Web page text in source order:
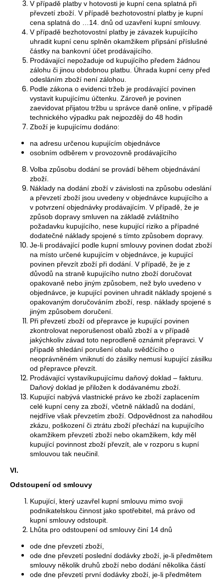
V případě platby v hotovosti je kupní cena splatná při
převzetí zboží. V případě bezhotovostní platby je kupní
cena splatná do …14. dnů od uzavření kupní smlouvy.
V případě bezhotovostní platby je závazek kupujícího
uhradit kupní cenu splněn okamžikem připsání příslušné
částky na bankovní účet prodávajícího.
Prodávající nepožaduje od kupujícího předem žádnou
zálohu či jinou obdobnou platbu. Úhrada kupní ceny před
odesláním zboží není zálohou.
Podle zákona o evidenci tržeb je prodávající povinen
vystavit kupujícímu účtenku. Zároveň je povinen
zaevidovat přijatou tržbu u správce daně online, v případě
technického výpadku pak nejpozději do 48 hodin
Zboží je kupujícímu dodáno:
na adresu určenou kupujícím objednávce
osobním odběrem v provozovně prodávajícího
Volba způsobu dodání se provádí během objednávání
zboží.
Náklady na dodání zboží v závislosti na způsobu odeslání
a převzetí zboží jsou uvedeny v objednávce kupujícího a
v potvrzení objednávky prodávajícím. V případě, že je
způsob dopravy smluven na základě zvláštního
požadavku kupujícího, nese kupující riziko a případné
dodatečné náklady spojené s tímto způsobem dopravy.
Je-li prodávající podle kupní smlouvy povinen dodat zboží
na místo určené kupujícím v objednávce, je kupující
povinen převzít zboží při dodání. V případě, že je z
důvodů na straně kupujícího nutno zboží doručovat
opakovaně nebo jiným způsobem, než bylo uvedeno v
objednávce, je kupující povinen uhradit náklady spojené s
opakovaným doručováním zboží, resp. náklady spojené s
jiným způsobem doručení.
Při převzetí zboží od přepravce je kupující povinen
zkontrolovat neporušenost obalů zboží a v případě
jakýchkoliv závad toto neprodleně oznámit přepravci. V
případě shledání porušení obalu svědčícího o
neoprávněném vniknutí do zásilky nemusí kupující zásilku
od přepravce převzít.
Prodávající vystavíkupujícímu daňový doklad – fakturu.
Daňový doklad je přiložen k dodávanému zboží.
Kupující nabývá vlastnické právo ke zboží zaplacením
celé kupní ceny za zboží, včetně nákladů na dodání,
nejdříve však převzetím zboží. Odpovědnost za nahodilou
zkázu, poškození či ztrátu zboží přechází na kupujícího
okamžikem převzetí zboží nebo okamžikem, kdy měl
kupující povinnost zboží převzít, ale v rozporu s kupní
smlouvou tak neučinil.
VI.
Odstoupení od smlouvy
Kupující, který uzavřel kupní smlouvu mimo svoji
podnikatelskou činnost jako spotřebitel, má právo od
kupní smlouvy odstoupit.
Lhůta pro odstoupení od smlouvy činí 14 dnů
ode dne převzetí zboží,
ode dne převzetí poslední dodávky zboží, je-li předmětem
smlouvy několik druhů zboží nebo dodání několika částí
ode dne převzetí první dodávky zboží, je-li předmětem